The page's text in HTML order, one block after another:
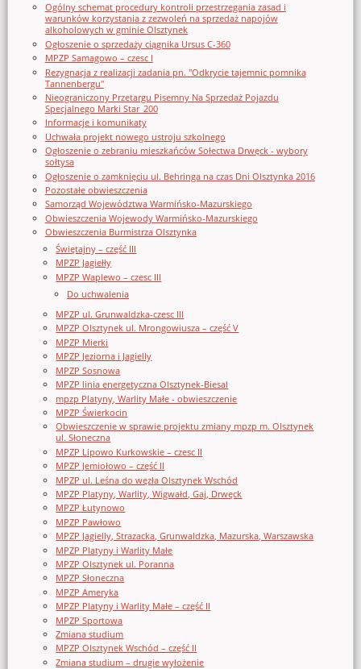
Ogólny schemat procedury kontroli przestrzegania zasad i
warunków korzystania z zezwoleń na sprzedaż napojów
alkoholowych w gminie Olsztynek
Ogłoszenie o sprzedaży ciągnika Ursus C-360
MPZP Samagowo – czesc I
Rezygnacja z realizacji zadania pn. "Odkrycie tajemnic pomnika
Tannenbergu"
Nieograniczony Przetargu Pisemny Na Sprzedaż Pojazdu
Specjalnego Marki Star_200
Informacje i komunikaty
Uchwała projekt nowego ustroju szkolnego
Ogłoszenie o zebraniu mieszkańców Sołectwa Drwęck - wybory
sołtysa
Ogłoszenie o zamknięciu ul. Behringa na czas Dni Olsztynka 2016
Pozostałe obwieszczenia
Samorząd Województwa Warmińsko-Mazurskiego
Obwieszczenia Wojewody Warmińsko-Mazurskiego
Obwieszczenia Burmistrza Olsztynka
Świętajny – część III
MPZP Jagiełły
MPZP Waplewo – czesc III
Do uchwalenia
MPZP ul. Grunwaldzka-czesc III
MPZP Olsztynek ul. Mrongowiusza – część V
MPZP Mierki
MPZP Jeziorna i Jagielly
MPZP Sosnowa
MPZP linia energetyczna Olsztynek-Biesal
mpzp Platyny, Warlity Małe - obwieszczenie
MPZP Świerkocin
Obwieszczenie w sprawie projektu zmiany mpzp m. Olsztynek
ul. Słoneczna
MPZP Lipowo Kurkowskie – czesc II
MPZP Jemiołowo – część II
MPZP ul. Leśna do węzła Olsztynek Wschód
MPZP Platyny, Warlity, Wigwałd, Gaj, Drwęck
MPZP Łutynowo
MPZP Pawłowo
MPZP Jagielly, Strazacka, Grunwaldzka, Mazurska, Warszawska
MPZP Platyny i Warlity Małe
MPZP Olsztynek ul. Poranna
MPZP Słoneczna
MPZP Ameryka
MPZP Platyny i Warlity Małe – część II
MPZP Sportowa
Zmiana studium
MPZP Olsztynek Wschód – część II
Zmiana studium – drugie wyłożenie